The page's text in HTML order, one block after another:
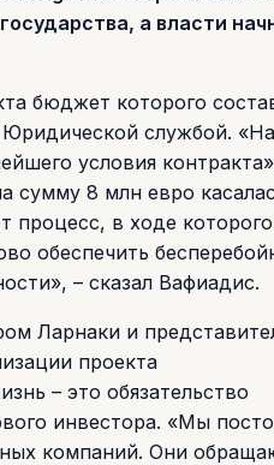
а власти
бюджет которого
службой.
условия
сумму 8 млн евро
процесс, в ходе которого
обеспечить
– сказал Вафиадис.
Ларнаки и
проекта
– это обязательство
инвестора. «Мы
компаний. Они